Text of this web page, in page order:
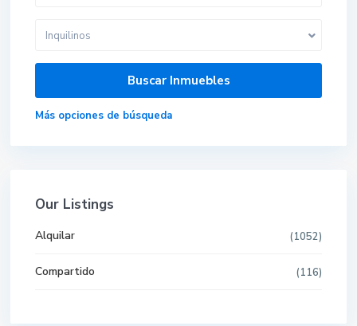
Inquilinos
Más opciones de búsqueda
Our Listings
Alquilar (1052)
Compartido (116)